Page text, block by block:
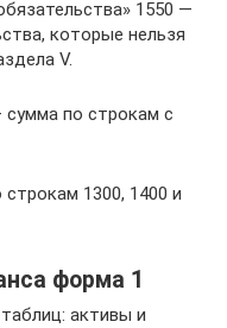
1550 —
которые нельзя
V.
сумма по строкам с
1300, 1400 и
форма 1
активы и